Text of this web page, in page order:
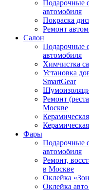
Подарочные
автомобиля
Покраска
Ремонт
Салон
Подарочные
автомобиля
Химчистка
Установка
SmartGear
Ремонт
Москве
Фары
Подарочные
автомобиля
Ремонт,
в Москве
Оклейка
Оклейка